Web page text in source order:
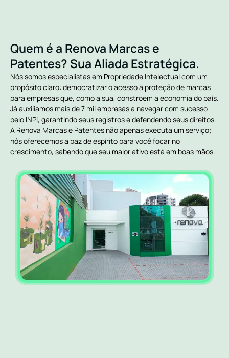
Quem é a Renova Marcas e
Patentes? Sua Aliada Estratégica.
Nós somos especialistas em Propriedade Intelectual com um
propósito claro: democratizar o acesso à proteção de marcas
para empresas que, como a sua, constroem a economia do país.
Já auxiliamos mais de 7 mil empresas a navegar com sucesso
pelo INPI, garantindo seus registros e defendendo seus direitos.
A Renova Marcas e Patentes não apenas executa um serviço;
nós oferecemos a paz de espírito para você focar no
crescimento, sabendo que seu maior ativo está em boas mãos.